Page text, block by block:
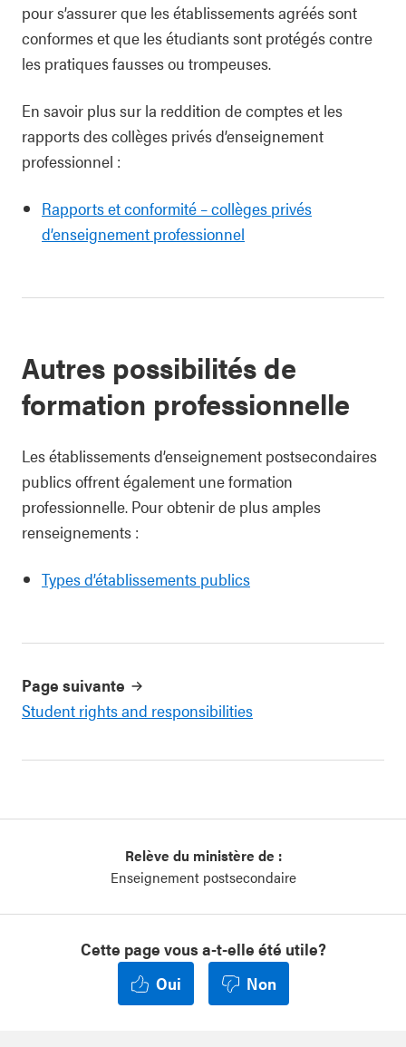
pour s’assurer que les établissements agréés sont
conformes et que les étudiants sont protégés contre
les pratiques fausses ou trompeuses.
En savoir plus sur la reddition de comptes et les
rapports des collèges privés d’enseignement
professionnel :
Rapports et conformité – collèges privés
d’enseignement professionnel
Autres possibilités de
formation professionnelle
Les établissements d’enseignement postsecondaires
publics offrent également une formation
professionnelle. Pour obtenir de plus amples
renseignements :
Types d’établissements publics
Page suivante
Student rights and responsibilities
Relève du ministère de :
Enseignement postsecondaire
Cette page vous a-t-elle été utile?
Oui
Non